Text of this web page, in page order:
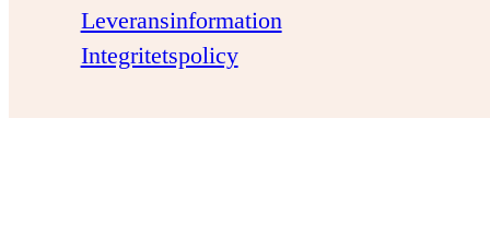
Leveransinformation
Integritetspolicy